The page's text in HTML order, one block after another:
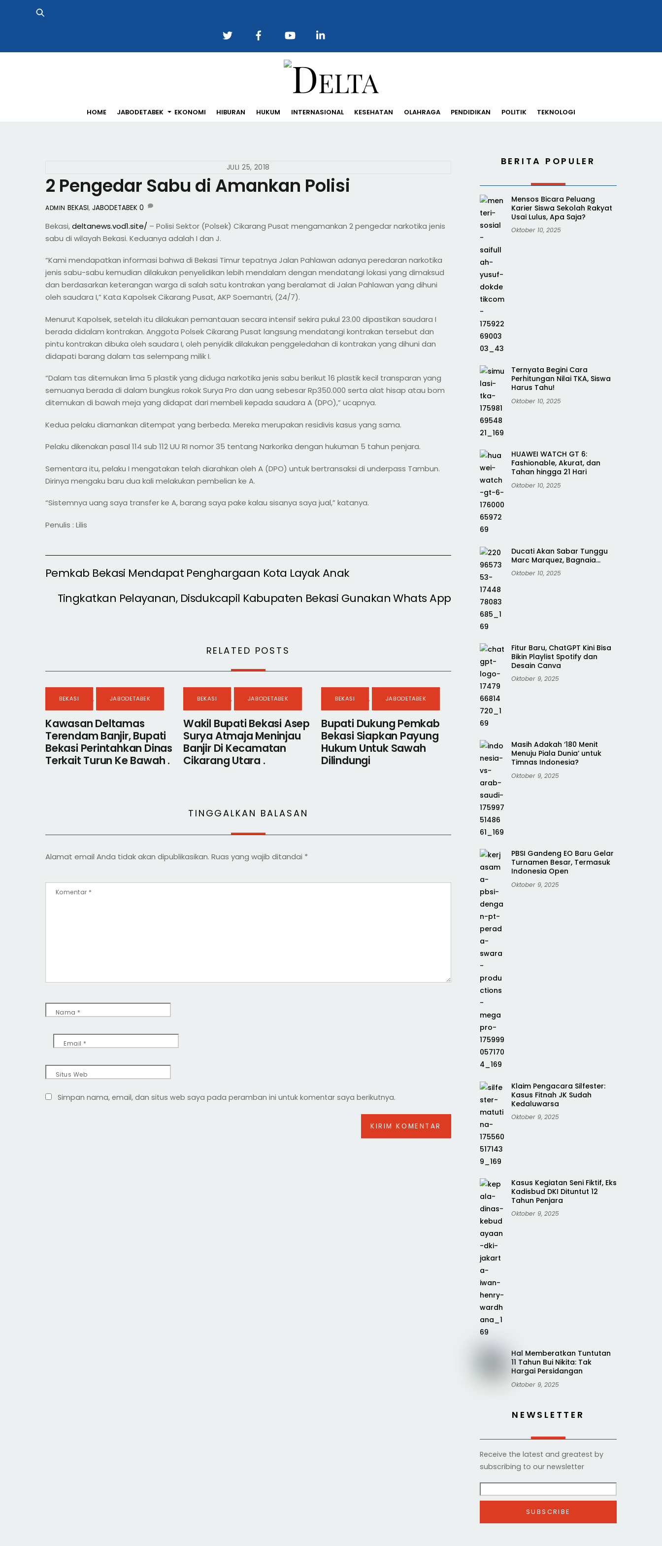
HOME JABODETABEK EKONOMI HIBURAN HUKUM INTERNASIONAL KESEHATAN OLAHRAGA PENDIDIKAN POLITIK TEKNOLOGI
JULI 25, 2018
2 Pengedar Sabu di Amankan Polisi
ADMIN BEKASI,JABODETABEK 0
Bekasi,deltanews.vod1.site/ – Polisi Sektor (Polsek) Cikarang Pusat mengamankan 2 pengedar narkotika jenis
sabu di wilayah Bekasi. Keduanya adalah I dan J.
“Kami mendapatkan informasi bahwa di Bekasi Timur tepatnya Jalan Pahlawan adanya peredaran narkotika
jenis sabu-sabu kemudian dilakukan penyelidikan lebih mendalam dengan mendatangi lokasi yang dimaksud
dan berdasarkan keterangan warga di salah satu kontrakan yang beralamat di Jalan Pahlawan yang dihuni
oleh saudara I,” Kata Kapolsek Cikarang Pusat, AKP Soemantri, (24/7).
Menurut Kapolsek, setelah itu dilakukan pemantauan secara intensif sekira pukul 23.00 dipastikan saudara I
berada didalam kontrakan. Anggota Polsek Cikarang Pusat langsung mendatangi kontrakan tersebut dan
pintu kontrakan dibuka oleh saudara I, oleh penyidik dilakukan penggeledahan di kontrakan yang dihuni dan
didapati barang dalam tas selempang milik I.
“Dalam tas ditemukan lima 5 plastik yang diduga narkotika jenis sabu berikut 16 plastik kecil transparan yang
semuanya berada di dalam bungkus rokok Surya Pro dan uang sebesar Rp350.000 serta alat hisap atau bom
ditemukan di bawah meja yang didapat dari membeli kepada saudara A (DPO),” ucapnya.
Kedua pelaku diamankan ditempat yang berbeda. Mereka merupakan residivis kasus yang sama.
Pelaku dikenakan pasal 114 sub 112 UU RI nomor 35 tentang Narkorika dengan hukuman 5 tahun penjara.
Sementara itu, pelaku I mengatakan telah diarahkan oleh A (DPO) untuk bertransaksi di underpass Tambun.
Dirinya mengaku baru dua kali melakukan pembelian ke A.
“Sistemnya uang saya transfer ke A, barang saya pake kalau sisanya saya jual,” katanya.
Penulis : Lilis
Pemkab Bekasi Mendapat Penghargaan Kota Layak Anak
Tingkatkan Pelayanan, Disdukcapil Kabupaten Bekasi Gunakan Whats App
RELATED POSTS
BEKASI , JABODETABEK
Kawasan Deltamas
Terendam Banjir, Bupati
Bekasi Perintahkan Dinas
Terkait Turun Ke Bawah .
BEKASI , JABODETABEK
Wakil Bupati Bekasi Asep
Surya Atmaja Meninjau
Banjir Di Kecamatan
Cikarang Utara .
BEKASI , JABODETABEK
Bupati Dukung Pemkab
Bekasi Siapkan Payung
Hukum Untuk Sawah
Dilindungi
TINGGALKAN BALASAN
Alamat email Anda tidak akan dipublikasikan. Ruas yang wajib ditandai *
Komentar *
Nama *
Email *
Situs Web
Simpan nama, email, dan situs web saya pada peramban ini untuk komentar saya berikutnya.
BERITA POPULER
Mensos Bicara Peluang
Karier Siswa Sekolah Rakyat
Usai Lulus, Apa Saja?
Oktober 10, 2025
Ternyata Begini Cara
Perhitungan Nilai TKA, Siswa
Harus Tahu!
Oktober 10, 2025
HUAWEI WATCH GT 6:
Fashionable, Akurat, dan
Tahan hingga 21 Hari
Oktober 10, 2025
Ducati Akan Sabar Tunggu
Marc Marquez, Bagnaia…
Oktober 10, 2025
Fitur Baru, ChatGPT Kini Bisa
Bikin Playlist Spotify dan
Desain Canva
Oktober 9, 2025
Masih Adakah ‘180 Menit
Menuju Piala Dunia’ untuk
Timnas Indonesia?
Oktober 9, 2025
PBSI Gandeng EO Baru Gelar
Turnamen Besar, Termasuk
Indonesia Open
Oktober 9, 2025
Klaim Pengacara Silfester:
Kasus Fitnah JK Sudah
Kedaluwarsa
Oktober 9, 2025
Kasus Kegiatan Seni Fiktif, Eks
Kadisbud DKI Dituntut 12
Tahun Penjara
Oktober 9, 2025
Hal Memberatkan Tuntutan
11 Tahun Bui Nikita: Tak
Hargai Persidangan
Oktober 9, 2025
NEWSLETTER
Receive the latest and greatest by
subscribing to our newsletter